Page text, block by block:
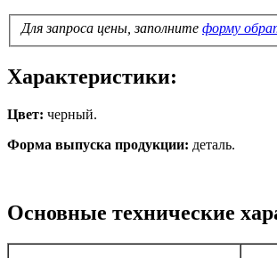
Для запроса цены, заполните форму
Характеристики:
Цвет: черный.
Форма выпуска продукции: деталь.
Основные технические